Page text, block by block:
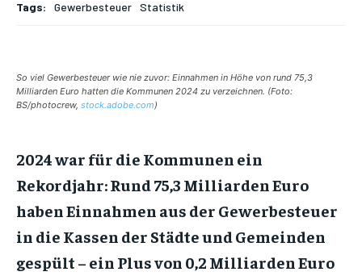
Tags: Gewerbesteuer Statistik
So viel Gewerbesteuer wie nie zuvor: Einnahmen in Höhe von rund 75,3
Milliarden Euro hatten die Kommunen 2024 zu verzeichnen. (Foto:
BS/photocrew, stock.adobe.com)
2024 war für die Kommunen ein
Rekordjahr: Rund 75,3 Milliarden Euro
haben Einnahmen aus der Gewerbesteuer
in die Kassen der Städte und Gemeinden
gespült – ein Plus von 0,2 Milliarden Euro